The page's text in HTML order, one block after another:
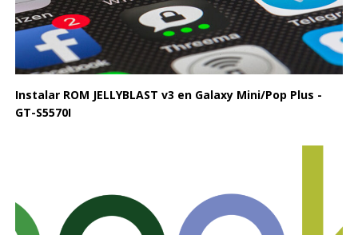
Instalar ROM JELLYBLAST v3 en Galaxy Mini/Pop Plus -
GT-S5570I